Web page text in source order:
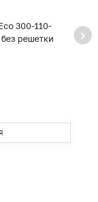
300-110-
решетки